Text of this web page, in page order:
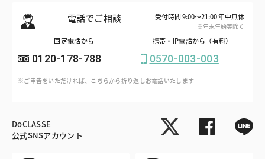
電話でご相談 受付時間 9:00～21:00 年中無休
※年末年始等除く
固定電話から
0120-178-788
携帯・IP電話から（有料）
0570-003-003
※ご申告をいただければ、こちらから折り返しお電話いたします
DoCLASSE
公式SNSアカウント